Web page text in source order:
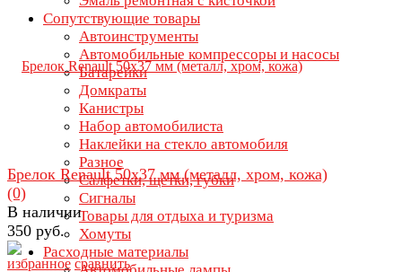
Сопутствующие товары
Автоинструменты
Автомобильные компрессоры и насосы
Батарейки
Домкраты
Канистры
Набор автомобилиста
Наклейки на стекло автомобиля
Разное
Салфетки, щетки, губки
Сигналы
Товары для отдыха и туризма
Хомуты
Расходные материалы
избранное сравнить
Брелок Renault 50х37 мм (металл, хром, кожа)
(0)
В наличии
350 руб.